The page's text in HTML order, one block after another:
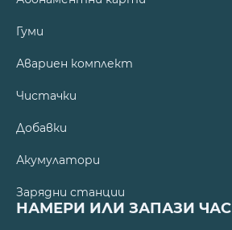
Гуми
Авариен комплект
Чистачки
Добавки
Акумулатори
Зарядни станции
НАМЕРИ ИЛИ ЗАПАЗИ ЧАС